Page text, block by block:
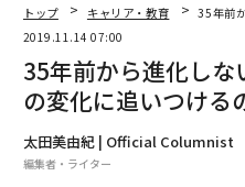
トップ キャリア・教育
35年前
2019.11.14 07:00
35年前から進化し
の変化に追いつける
太田美由紀 | Official Columnist
編集者・ライター